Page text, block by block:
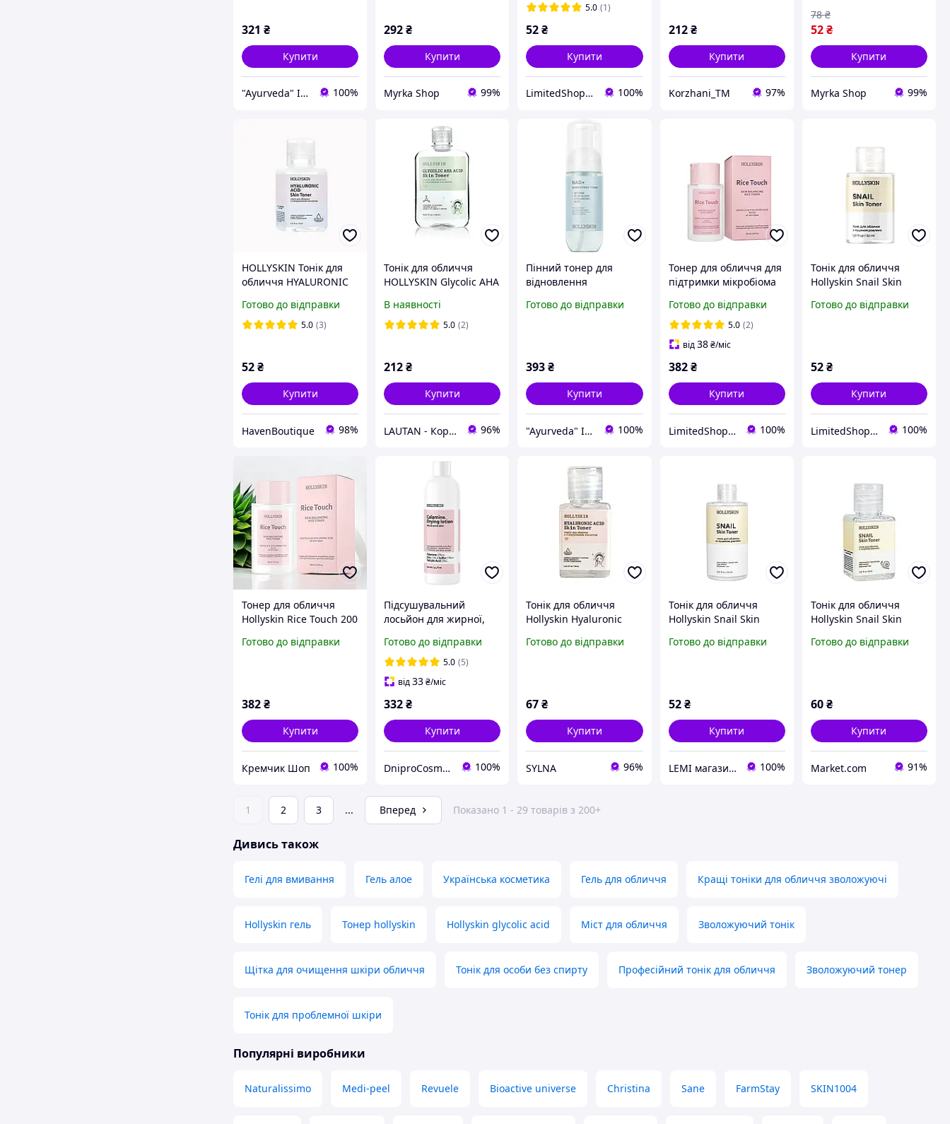
321 ₴
Купити
"Ayurveda" Інтернет магазин аюрведичних товарів з Індії 100%
292₴
Купити
Myrka Shop 99%
5.0 (1)
52₴
Купити
LimitedShop косметика, аксесуари, одяг та взуття 100%
212 ₴
Купити
Korzhani_TM 97%
52₴
78 ₴
Купити
Myrka Shop 99%
HOLLYSKIN Тонік для
обличчя HYALURONIC
(travel size), 30 ml
Готово до відправки
5.0 (3)
52₴
Купити
HavenBoutique 98%
Тонік для обличчя
HOLLYSKIN Glycolic AHA
В наявності
5.0 (2)
212₴
Купити
LAUTAN - Корейская Косметика 96%
Пінний тонер для
відновлення
захисту шкіри
Готово до відправки
393₴
Купити
"Ayurveda" Інтернет магазин аюрведичних товарів з Індії 100%
Тонер для обличчя для
підтримки мікробіома
Touch
Centella&Hyaluronic
Acid 200 мл 0299-DS
Готово до відправки
5.0 (2)
від38 ₴/міс
382 ₴
Купити
LimitedShop косметика, аксесуари, одяг та взуття 100%
Тонік для обличчя
Hollyskin Snail Skin
равлика 30 мл
Готово до відправки
52₴
Купити
LimitedShop косметика, аксесуари, одяг та взуття 100%
Тонер для обличчя
Hollyskin Rice Touch 200
азійською та рисом
Готово до відправки
382₴
Купити
Кремчик Шоп 100%
Підсушувальний
лосьйон для жирної,
до акне шкіри
HOLLYSKIN Calamine.
Drying Lotion
Готово до відправки
5.0 (5)
від33₴/міс
332₴
Купити
DniproCosmetics 100%
Тонік для обличчя
Hollyskin Hyaluronic
гіалуроновою кислотою
Готово до відправки
67₴
Купити
SYLNA 96%
Тонік для обличчя
Hollyskin Snail Skin
равлика 250 млTOPCOS
Готово до відправки
52 ₴
Купити
LEMI магазин косметики 100%
Тонік для обличчя
Hollyskin Snail Skin
равлика 30 мл Daily
Готово до відправки
60₴
Купити
Market.com 91%
1 2 3 ... Вперед Показано 1 - 29 товарів з 200+
Дивись також
Гелі для вмивання Гель алое Українська косметика Гель для обличчя Кращі тоніки для обличчя зволожуючі
Hollyskin гель Тонер hollyskin Hollyskin glycolic acid Міст для обличчя Зволожуючий тонік
Щітка для очищення шкіри обличчя Тонік для особи без спирту Професійний тонік для обличчя Зволожуючий тонер
Тонік для проблемної шкіри
Популярні виробники
Naturalissimo Medi-peel Revuele Bioactive universe Christina Sane FarmStay SKIN1004